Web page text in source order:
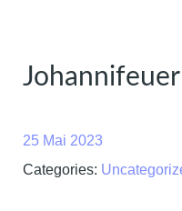
25 Mai 2023
Categories: